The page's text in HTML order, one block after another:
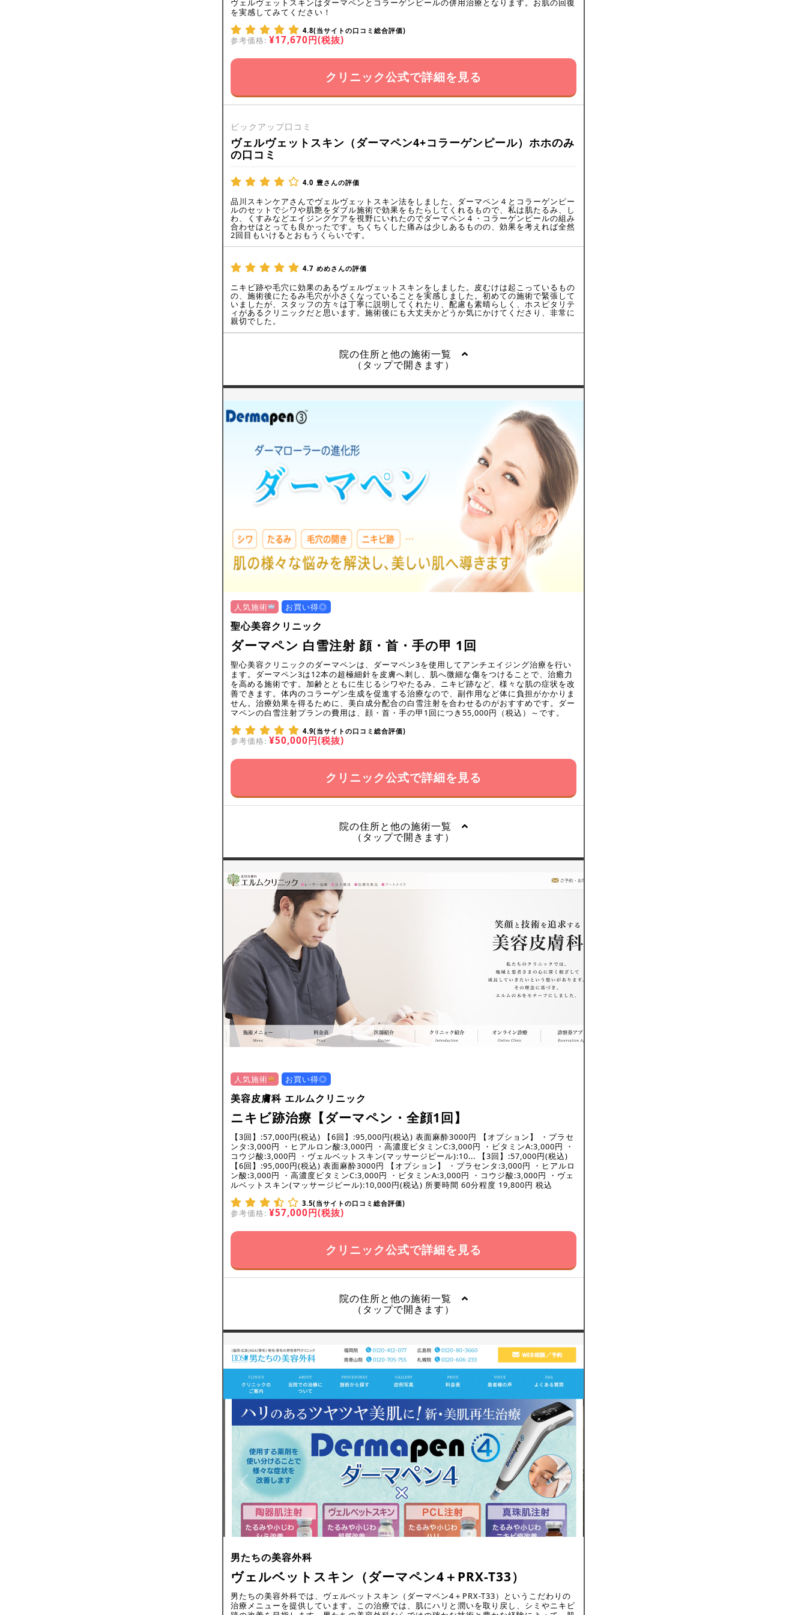
ヴェルヴェットスキンはダーマペンとコラーゲンピールの併用治療となります。お肌の回復
を実感してみてください！
4.8(当サイトの口コミ総合評価)
参考価格: ¥17,670円(税抜)
クリニック公式で詳細を見る
ピックアップ口コミ
ヴェルヴェットスキン（ダーマペン4+コラーゲンピール）ホホのみ
の口コミ
4.0 豊さんの評価
品川スキンケアさんでヴェルヴェットスキン法をしました。ダーマペン４とコラーゲンピー
ルのセットでシワや肌艶をダブル施術で効果をもたらしてくれるもので、私は肌たるみ、し
わ、くすみなどエイジングケアを視野にいれたのでダーマペン４・コラーゲンピールの組み
合わせはとっても良かったです。ちくちくした痛みは少しあるものの、効果を考えれば全然
2回目もいけるとおもうくらいです。
4.7 めめさんの評価
ニキビ跡や毛穴に効果のあるヴェルヴェットスキンをしました。皮むけは起こっているもの
の、施術後にたるみ毛穴が小さくなっていることを実感しました。初めての施術で緊張して
いましたが、スタッフの方々は丁寧に説明してくれたり、配慮も素晴らしく、ホスピタリテ
ィがあるクリニックだと思います。施術後にも大丈夫かどうか気にかけてくださり、非常に
親切でした。
院の住所と他の施術一覧
（タップで開きます）
人気施術 お買い得◎
聖心美容クリニック
ダーマペン 白雪注射 顔・首・手の甲 1回
聖心美容クリニックのダーマペンは、ダーマペン3を使用してアンチエイジング治療を行い
ます。ダーマペン3は12本の超極細針を皮膚へ刺し、肌へ微細な傷をつけることで、治癒力
を高める施術です。加齢とともに生じるシワやたるみ、ニキビ跡など、様々な肌の症状を改
善できます。体内のコラーゲン生成を促進する治療なので、副作用など体に負担がかかりま
せん。治療効果を得るために、美白成分配合の白雪注射を合わせるのがおすすめです。ダー
マペンの白雪注射プランの費用は、顔・首・手の甲1回につき55,000円（税込）～です。
4.9(当サイトの口コミ総合評価)
参考価格: ¥50,000円(税抜)
クリニック公式で詳細を見る
院の住所と他の施術一覧
（タップで開きます）
人気施術 お買い得◎
美容皮膚科 エルムクリニック
ニキビ跡治療【ダーマペン・全顔1回】
【3回】:57,000円(税込) 【6回】:95,000円(税込) 表面麻酔3000円 【オプション】 ・プラセ
ンタ:3,000円 ・ヒアルロン酸:3,000円 ・高濃度ビタミンC:3,000円 ・ビタミンA:3,000円 ・
コウジ酸:3,000円 ・ヴェルベットスキン(マッサージピール):10... 【3回】:57,000円(税込)
【6回】:95,000円(税込) 表面麻酔3000円 【オプション】 ・プラセンタ:3,000円 ・ヒアルロ
ン酸:3,000円 ・高濃度ビタミンC:3,000円 ・ビタミンA:3,000円 ・コウジ酸:3,000円 ・ヴェ
ルベットスキン(マッサージピール):10,000円(税込) 所要時間 60分程度 19,800円 税込
3.5(当サイトの口コミ総合評価)
参考価格: ¥57,000円(税抜)
クリニック公式で詳細を見る
院の住所と他の施術一覧
（タップで開きます）
男たちの美容外科
ヴェルベットスキン（ダーマペン4＋PRX-T33）
男たちの美容外科では、ヴェルベットスキン（ダーマペン4＋PRX-T33）というこだわりの
治療メニューを提供しています。この治療では、肌にハリと潤いを取り戻し、シミやニキビ